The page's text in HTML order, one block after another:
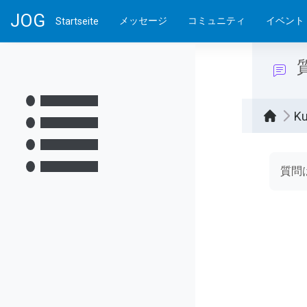
JOG Startseite メッセージ コミュニティ イベント
質問